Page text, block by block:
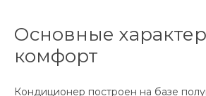
Основные
комфорт
Кондиционер построен на базе